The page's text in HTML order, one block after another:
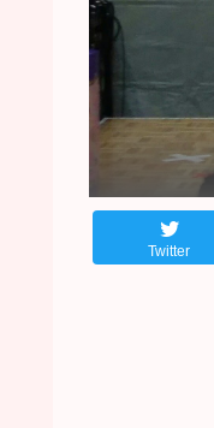
Twitter